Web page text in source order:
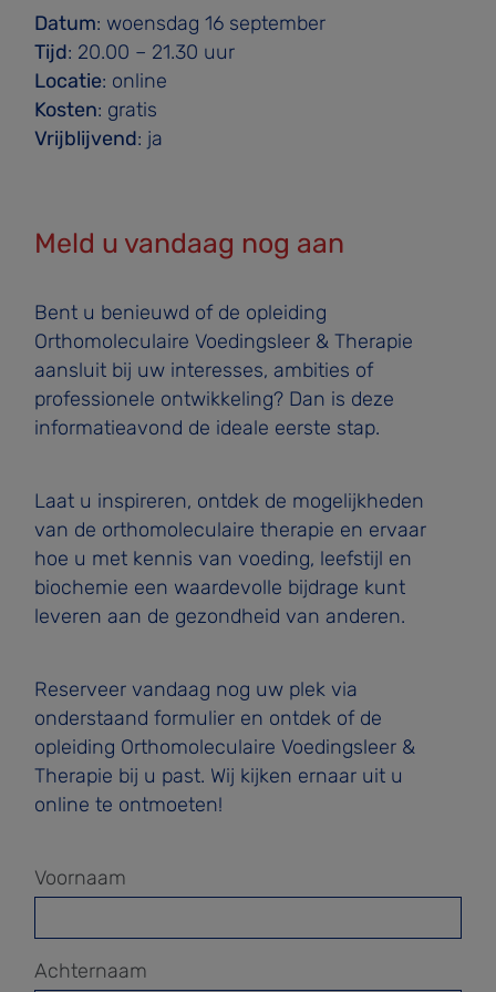
Datum: woensdag 16 september
Tijd: 20.00 – 21.30 uur
Locatie: online
Kosten: gratis
Vrijblijvend: ja
Meld u vandaag nog aan
Bent u benieuwd of de opleiding
Orthomoleculaire Voedingsleer & Therapie
aansluit bij uw interesses, ambities of
professionele ontwikkeling? Dan is deze
informatieavond de ideale eerste stap.
Laat u inspireren, ontdek de mogelijkheden
van de orthomoleculaire therapie en ervaar
hoe u met kennis van voeding, leefstijl en
biochemie een waardevolle bijdrage kunt
leveren aan de gezondheid van anderen.
Reserveer vandaag nog uw plek via
onderstaand formulier en ontdek of de
opleiding Orthomoleculaire Voedingsleer &
Therapie bij u past. Wij kijken ernaar uit u
online te ontmoeten!
Voornaam
Achternaam